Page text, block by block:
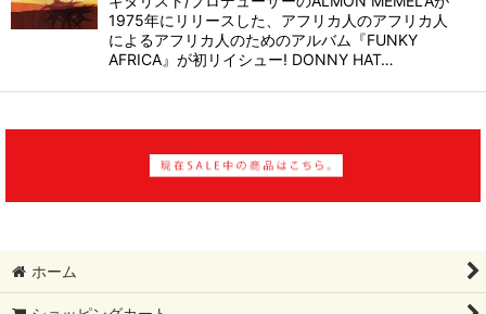
1975年にリリースした、アフリカ人のアフリカ人
によるアフリカ人のためのアルバム『FUNKY
AFRICA』が初リイシュー! DONNY HAT…
ホーム